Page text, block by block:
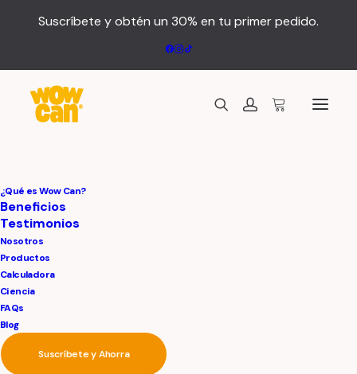
Suscríbete y obtén un 30% en tu primer pedido.
¿Qué es Wow Can?
Beneficios
Testimonios
Nosotros
Productos
Calculadora
Ciencia
FAQs
Blog
Suscríbete y Ahorra
alimentación natural